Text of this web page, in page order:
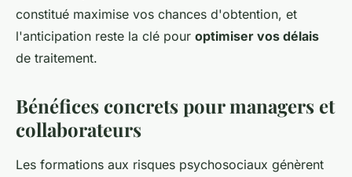
constitué maximise vos chances d'obtention, et
l'anticipation reste la clé pour optimiser vos délais
de traitement.
Bénéfices concrets pour managers et
collaborateurs
Les formations aux risques psychosociaux génèrent